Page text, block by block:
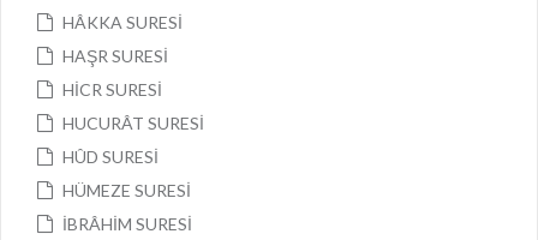
HÂKKA SURESİ
HAŞR SURESİ
HİCR SURESİ
HUCURÂT SURESİ
HÛD SURESİ
HÜMEZE SURESİ
İBRÂHİM SURESİ